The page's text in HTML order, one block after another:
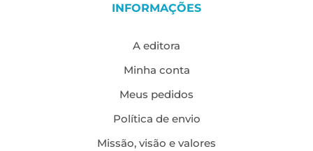
INFORMAÇÕES
A editora
Minha conta
Meus pedidos
Política de envio
Missão, visão e valores